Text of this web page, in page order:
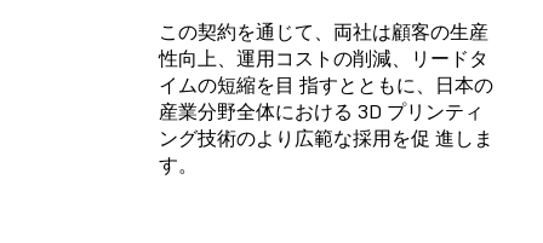
この契約を通じて、両社は顧客の生産
性向上、運用コストの削減、リードタ
イムの短縮を目 指すとともに、日本の
産業分野全体における 3D プリンティ
ング技術のより広範な採用を促 進しま
す。